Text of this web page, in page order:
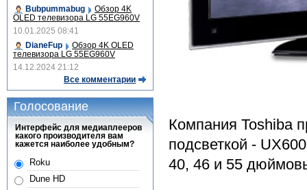
Компания Toshiba
подсветкой -
40, 46 и 55
Bubpummabug
Обзор 4K
OLED телевизора LG 55EG960V
10.01.2025 08:41
DianeFup
Обзор 4K OLED
телевизора LG 55EG960V
14.12.2024 21:12
Все комментарии
Голосование
Интерфейс для медиаплееров
какого производителя вам
кажется наиболее удобным?
Roku
Dune HD